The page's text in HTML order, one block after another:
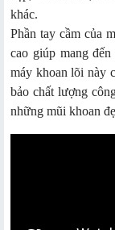
khác.
Phần tay cầm của
cao giúp mang
máy khoan lõi này
bảo chất lượng
những mũi khoan